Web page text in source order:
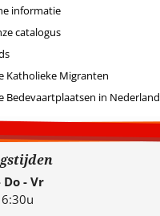
informatie
catalogus
Katholieke Migranten
Bedevaartplaatsen in Nederland
Do - Vr